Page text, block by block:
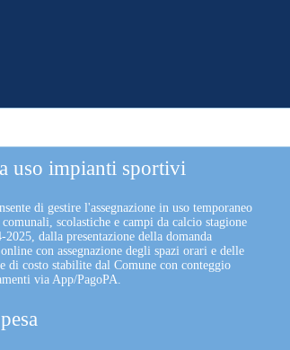
uso impianti sportivi
di gestire l'assegnazione in uso temporaneo
scolastiche e campi da calcio stagione
2025, dalla presentazione della domanda
con assegnazione degli spazi orari e delle
di costo stabilite dal Comune con conteggio
via App/PagoPA.